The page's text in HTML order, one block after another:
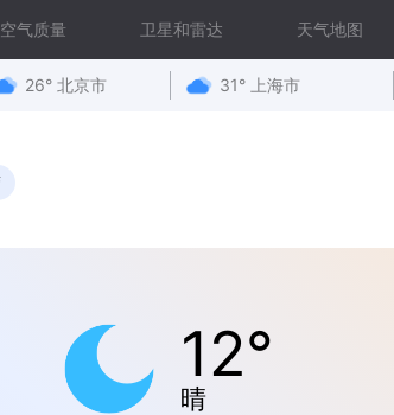
空气质量 卫星和雷达 天气地图
26° 北京市 31° 上海市
12°
晴